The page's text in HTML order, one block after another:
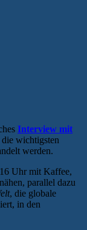
Interview mit
wichtigsten
werden.
Uhr mit Kaffee,
parallel dazu
, die globale
in den